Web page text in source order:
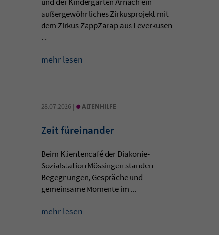
außergewöhnliches Zirkusprojekt mit
dem Zirkus ZappZarap aus Leverkusen
...
mehr lesen
28.07.2026 | • ALTENHILFE
Zeit füreinander
Beim Klientencafé der Diakonie-
Sozialstation Mössingen standen
Begegnungen, Gespräche und
gemeinsame Momente im ...
mehr lesen